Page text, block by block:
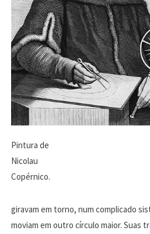
Pintura de
Nicolau
Copérnico.
giravam em torno, num complicado
moviam em outro círculo maior. Suas